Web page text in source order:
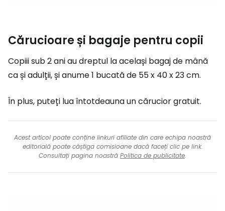
Cărucioare și bagaje pentru copii
Copiii sub 2 ani au dreptul la același bagaj de mână
ca și adulții, și anume 1 bucată de 55 x 40 x 23 cm.
În plus, puteți lua întotdeauna un cărucior gratuit.
Acest articol poate conține linkuri afiliate din care echipa noastră
editorială poate câștiga comisioane dacă faceți clic pe link.
Consultați pagina noastră Politica de publicitate.